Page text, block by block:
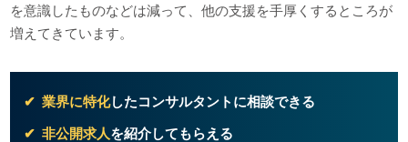
を意識したものなどは減って、他の支援を手厚くするところが
増えてきています。
業界に特化したコンサルタントに相談できる
非公開求人を紹介してもらえる